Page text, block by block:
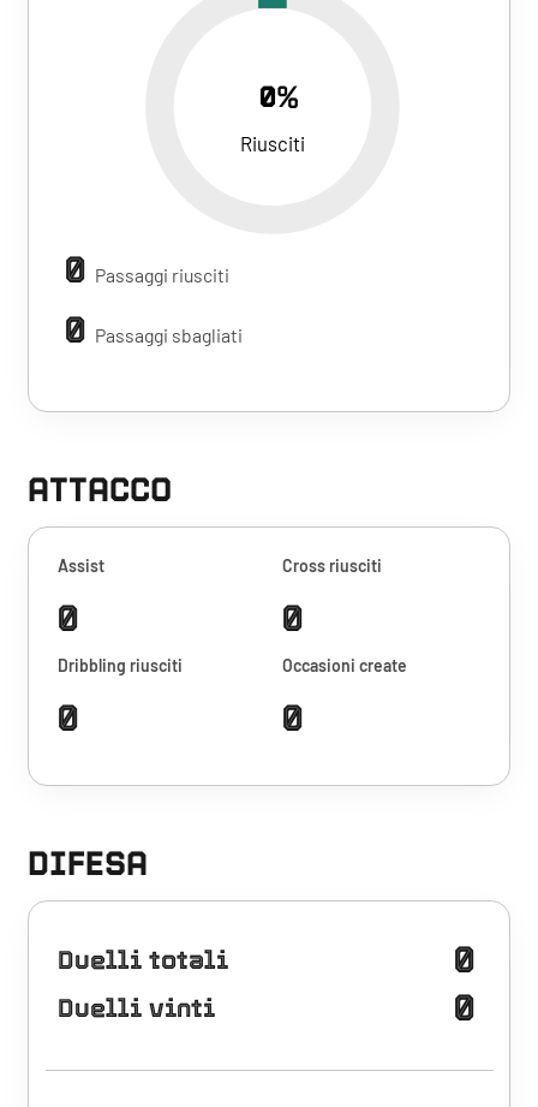
0%
Riusciti
0 Passaggi riusciti
0 Passaggi sbagliati
ATTACCO
Assist
0
Cross riusciti
0
Dribbling riusciti
0
Occasioni create
0
DIFESA
Duelli totali 0
Duelli vinti 0